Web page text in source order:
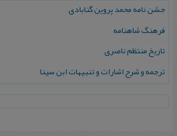
ج‍ش‍ن‌ ن‍ام‍ه‌ م‍ح‍م‍د پ‍روی‍ن‌ گ‍ن‍اب‍ادی‌
فرهنگ شاهنامه
تاریخ منتظم ناصری
ترجمه و شرح اشارات و تنبیهات ابن‌ سینا